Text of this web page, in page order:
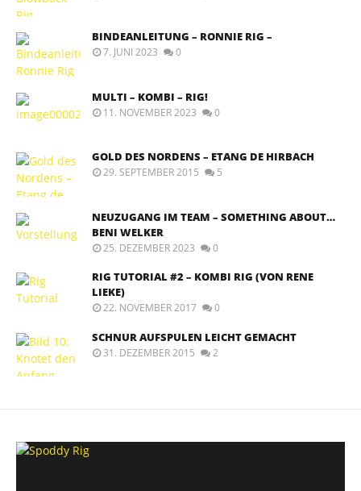
BINDEANLEITUNG – RONNIE RIG –
7. JUNI 2023 0
MULTI – KOMBI – RIG!
11. NOVEMBER 2023 0
GOLD DES NORDENS – ETANG DE HIRBACH
29. SEPTEMBER 2015 5
NEUZUGANG IM TEAM – SOMETHING ABOUT…
BENI WELKER
25. DEZEMBER 2023 0
RIG TUTORIAL #2 – KOMBI RIG (VON RENE
LIEKE)
22. NOVEMBER 2017 0
SCHNUR AUFSPULEN LEICHT GEMACHT
31. DEZEMBER 2015 2